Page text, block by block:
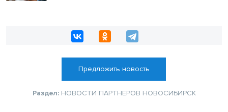
Предложить новость
Раздел: НОВОСТИ ПАРТНЕРОВ НОВОСИБИРСК